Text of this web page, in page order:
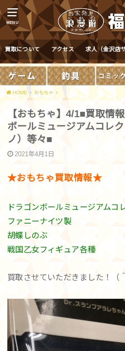
MENU
買取について アクセス 求人（金沢店
HOME おもちゃ
【おもちゃ】4/1■買取情
ボールミュージアムコレ
ノ）等々■
2021年4月1日
★おもちゃ買取情報★
ドラゴンボールミュージアムコ
ファニーナイツ製
胡蝶しのぶ
戦国乙女フィギュア各種
買取させていただきました！（